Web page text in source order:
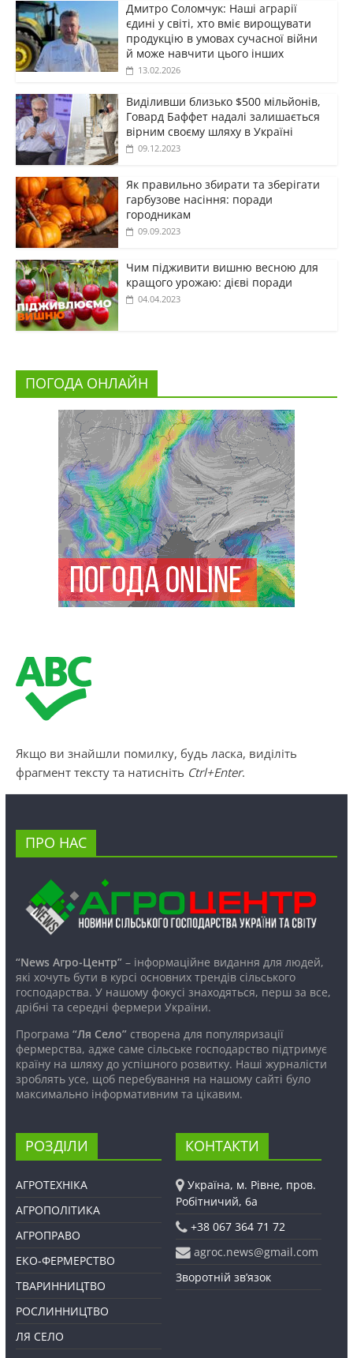
Дмитро Соломчук: Наші аграрії
єдині у світі, хто вміє вирощувати
продукцію в умовах сучасної війни
й може навчити цього інших
13.02.2026
Виділивши близько $500 мільйонів,
Говард Баффет надалі залишається
вірним своєму шляху в Україні
09.12.2023
Як правильно збирати та зберігати
гарбузове насіння: поради
городникам
09.09.2023
Чим підживити вишню весною для
кращого урожаю: дієві поради
04.04.2023
ПОГОДА ОНЛАЙН
Якщо ви знайшли помилку, будь ласка, виділіть
фрагмент тексту та натисніть Ctrl+Enter.
ПРО НАС
“News Агро-Центр”– інформаційне видання для людей,
які хочуть бути в курсі основних трендів сільського
господарства. У нашому фокусі знаходяться, перш за все,
дрібні та середні фермери України.
Програма “Ля Село”створена для популяризації
фермерства, адже саме сільське господарство підтримує
країну на шляху до успішного розвитку. Наші журналісти
зроблять усе, щоб перебування на нашому сайті було
максимально інформативним та цікавим.
РОЗДІЛИ
АГРОТЕХНІКА
АГРОПОЛІТИКА
АГРОПРАВО
ЕКО-ФЕРМЕРСТВО
ТВАРИННИЦТВО
РОСЛИННИЦТВО
ЛЯ СЕЛО
КОНТАКТИ
Україна, м. Рівне, пров.
Робітничий, 6а
+38 067 364 71 72
agroc.news@gmail.com
Зворотній зв’язок